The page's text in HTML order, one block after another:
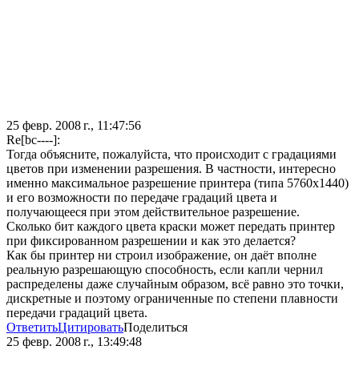
25 февр. 2008 г., 11:47:56
Re[bc----]:
Тогда объясните, пожалуйста, что происходит с градациями
цветов при изменении разрешения. В частности, интересно
именно максимальное разрешение принтера (типа 5760х1440)
и его возможности по передаче градаций цвета и
получающееся при этом действительное разрешение.
Сколько бит каждого цвета краски может передать принтер
при фиксированном разрешении и как это делается?
Как бы принтер ни строил изображение, он даёт вполне
реальную разрешающую способность, если капли чернил
распределены даже случайным образом, всё равно это точки,
дискретные и поэтому ограниченные по степени плавности
передачи градаций цвета.
ОтветитьЦитироватьПоделиться
25 февр. 2008 г., 13:49:48